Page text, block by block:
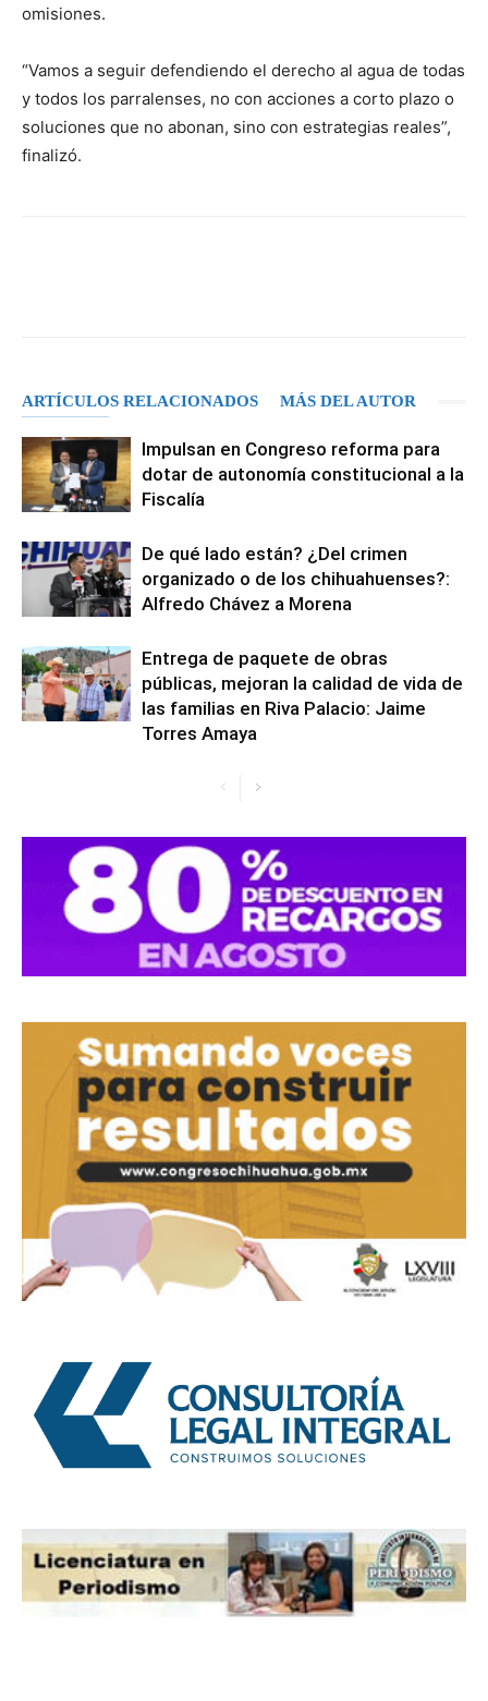
omisiones.
“Vamos a seguir defendiendo el derecho al agua de todas
y todos los parralenses, no con acciones a corto plazo o
soluciones que no abonan, sino con estrategias reales”,
finalizó.
ARTÍCULOS RELACIONADOS MÁS DEL AUTOR
Impulsan en Congreso reforma para
dotar de autonomía constitucional a la
Fiscalía
De qué lado están? ¿Del crimen
organizado o de los chihuahuenses?:
Alfredo Chávez a Morena
Entrega de paquete de obras
públicas, mejoran la calidad de vida de
las familias en Riva Palacio: Jaime
Torres Amaya